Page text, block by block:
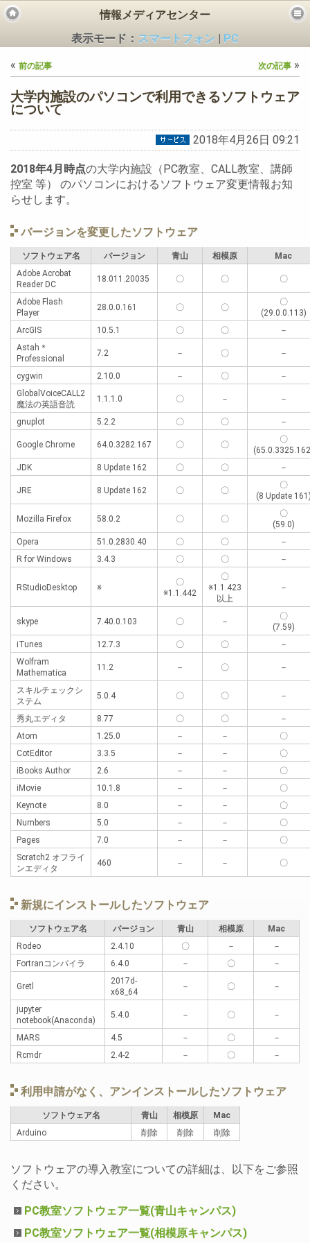
情報メディアセンター
表示モード： スマートフォン
PC
« 前の記事 次の記事 »
大学内施設のパソコンで利用できるソフトウェア
について
2018年4月26日 09:21
2018年4月時点の大学内施設（PC教室、CALL教室、講師
控室 等） のパソコンにおけるソフトウェア変更情報お知
らせします。
バージョンを変更したソフトウェア
ソフトウェア名 バージョン 青山 相模原
Mac
Adobe Acrobat
Reader DC
18.011.20035 〇 〇 〇
Adobe Flash
Player
28.0.0.161 〇 〇
〇
(29.0.0.113)
ArcGIS
10.5.1 〇 〇
－
Astah＊
Professional
7.2 － 〇 －
cygwin 2.10.0 － 〇
－
GlobalVoiceCALL2
魔法の英語音読
1.1.1.0 〇 － －
gnuplot 5.2.2 〇 〇 －
Google Chrome 64.0.3282.167 〇 〇
〇
JDK
8 Update 162 〇 〇 －
JRE 8 Update 162 〇 〇
〇
(8 Update
Mozilla Firefox 58.0.2 〇 〇
〇
(59.0)
Opera
51.0.2830.40 〇 〇
－
R for Windows
3.4.3 〇 〇 －
RStudioDesktop ※
〇
※1.1.442
〇
※1.1.423
以上
－
skype 7.40.0.103 〇 －
〇
(7.59)
iTunes
12.7.3 〇 〇
－
Wolfram
Mathematica
11.2 － 〇 －
スキルチェックシ
ステム
5.0.4 〇 〇 －
秀丸エディタ 8.77 〇 〇
－
Atom
1.25.0 － －
〇
CotEditor
3.3.5 － －
〇
iBooks Author
2.6 － －
〇
iMovie
10.1.8 － －
〇
Keynote
8.0 － －
〇
Numbers
5.0 － －
〇
Pages
7.0 － －
〇
Scratch2 オフライ
ンエディタ
460 － － 〇
新規にインストールしたソフトウェア
ソフトウェア名 バージョン 青山 相模原
Mac
Rodeo
2.4.10 〇 －
－
Fortranコンパイラ
6.4.0 － 〇 －
Gretl
2017d-
x68_64
－ 〇 －
jupyter
notebook(Anaconda)
5.4.0 － 〇 －
MARS 4.5 － 〇
－
Rcmdr
2.4-2 － 〇 －
利用申請がなく、アンインストールしたソフトウェア
ソフトウェア名 青山 相模原
Mac
Arduino
削除 削除 削除
ソフトウェアの導入教室についての詳細は、以下をご参照
ください。
PC教室ソフトウェア一覧(青山キャンパス)
PC教室ソフトウェア一覧(相模原キャンパス)